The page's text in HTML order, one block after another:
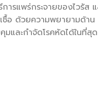
ารแพร่กระจายของไวรัส แ
ชื้อ ด้วยความพยายามด้าน
และกำจัดโรคหัดได้ในที่สุด